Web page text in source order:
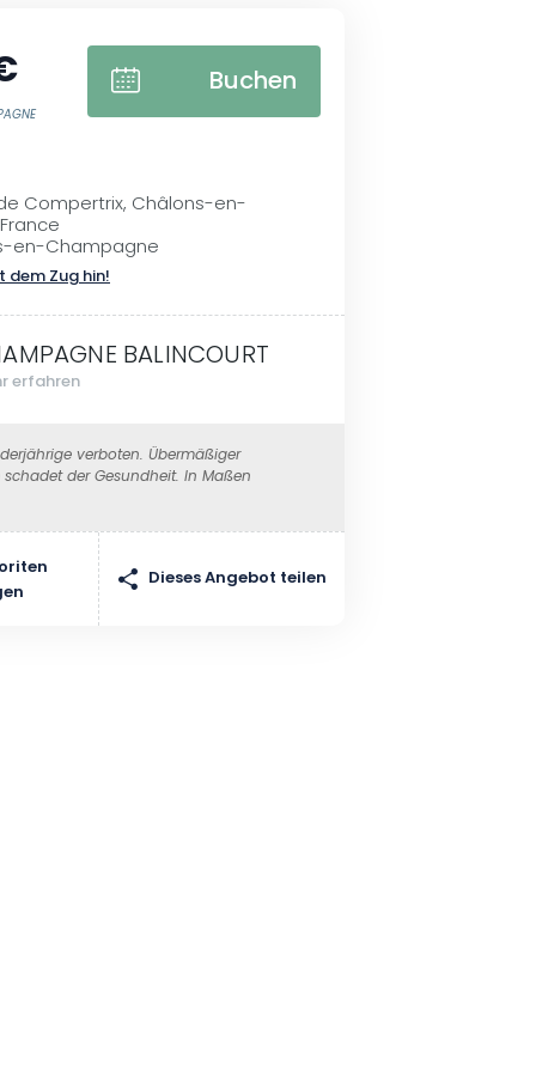
Buchen
Compertrix, Châlons-en-
en-Champagne
dem Zug hin!
BALINCOURT
erfahren
verboten. Übermäßiger
der Gesundheit. In Maßen
Dieses Angebot teilen